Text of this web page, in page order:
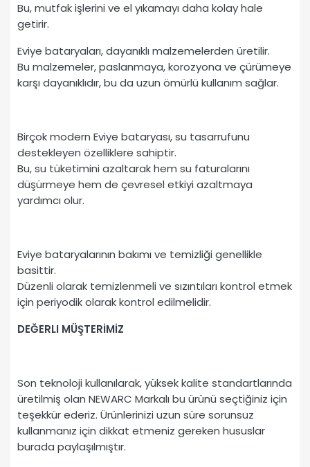
Bu, mutfak işlerini ve el yıkamayı daha kolay hale
getirir.
Eviye bataryaları, dayanıklı malzemelerden üretilir.
Bu malzemeler, paslanmaya, korozyona ve çürümeye
karşı dayanıklıdır, bu da uzun ömürlü kullanım sağlar.
Birçok modern Eviye bataryası, su tasarrufunu
destekleyen özelliklere sahiptir.
Bu, su tüketimini azaltarak hem su faturalarını
düşürmeye hem de çevresel etkiyi azaltmaya
yardımcı olur.
Eviye bataryalarının bakımı ve temizliği genellikle
basittir.
Düzenli olarak temizlenmeli ve sızıntıları kontrol etmek
için periyodik olarak kontrol edilmelidir.
DEĞERLI MÜŞTERİMİZ
Son teknoloji kullanılarak, yüksek kalite standartlarında
üretilmiş olan NEWARC Markalı bu ürünü seçtiğiniz için
teşekkür ederiz. Ürünlerinizi uzun süre sorunsuz
kullanmanız için dikkat etmeniz gereken hususlar
burada paylaşılmıştır.